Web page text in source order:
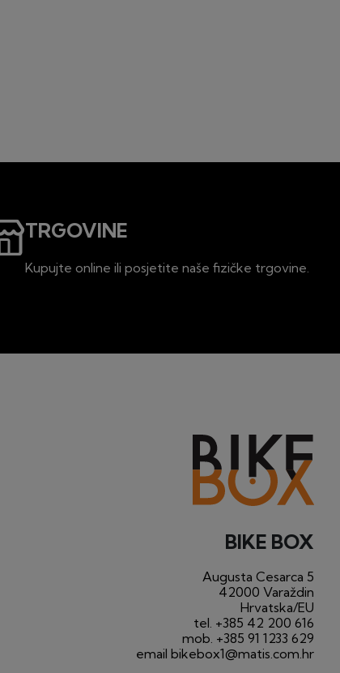
TRGOVINE
Kupujte online ili posjetite naše fizičke trgovine.
BIKE BOX
Augusta Cesarca 5
42000 Varaždin
Hrvatska/EU
tel. +385 42 200 616
mob. +385 91 1233 629
email bikebox1@matis.com.hr